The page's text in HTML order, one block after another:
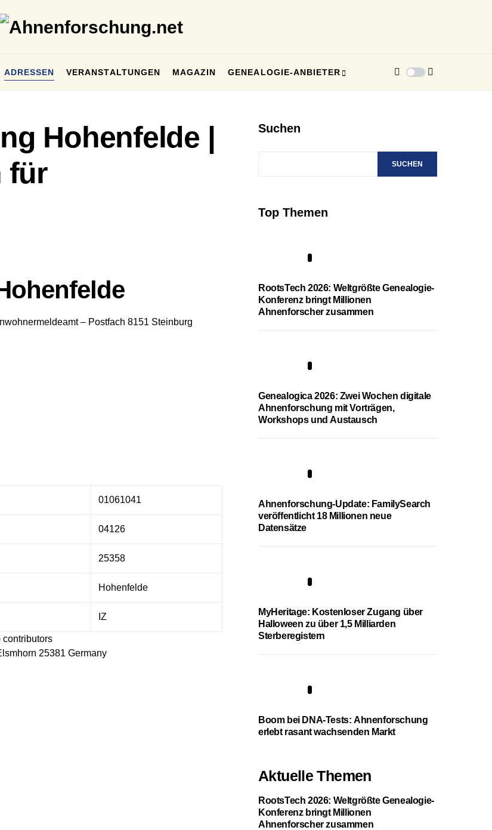
ADRESSEN VERANSTALTUNGEN MAGAZIN GENEALOGIE-ANBIETER
Hohenfelde |
für
– Postfach 8151 Steinburg
01061041
04126
25358
Hohenfelde
IZ
contributors
25381 Germany
Suchen
SUCHEN
Top Themen
RootsTech 2026: Weltgrößte Genealogie-
Konferenz bringt Millionen
Ahnenforscher zusammen
Genealogica 2026: Zwei Wochen digitale
Ahnenforschung mit Vorträgen,
Workshops und Austausch
Ahnenforschung-Update: FamilySearch
veröffentlicht 18 Millionen neue
Datensätze
MyHeritage: Kostenloser Zugang über
Halloween zu über 1,5 Milliarden
Sterberegistern
Boom bei DNA-Tests: Ahnenforschung
erlebt rasant wachsenden Markt
Aktuelle Themen
RootsTech 2026: Weltgrößte Genealogie-
Konferenz bringt Millionen
Ahnenforscher zusammen